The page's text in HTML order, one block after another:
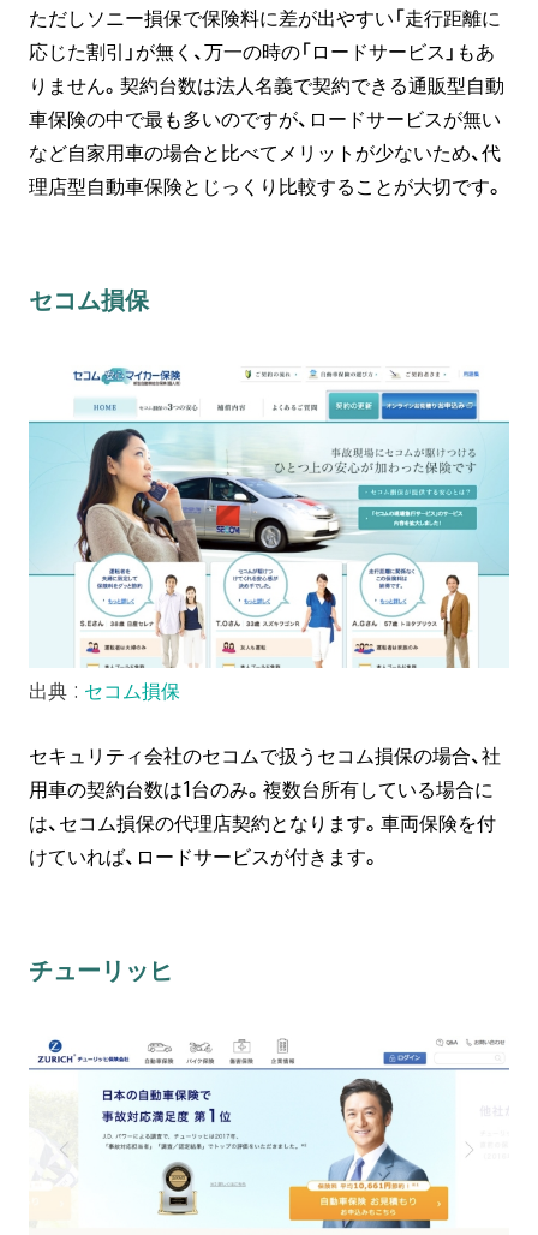
ただしソニー損保で保険料に差が出やすい「走行距離に
応じた割引」が無く、万一の時の「ロードサービス」もあ
りません。契約台数は法人名義で契約できる通販型自動
車保険の中で最も多いのですが、ロードサービスが無い
など自家用車の場合と比べてメリットが少ないため、代
理店型自動車保険とじっくり比較することが大切です。
セコム損保
出典 : セコム損保
セキュリティ会社のセコムで扱うセコム損保の場合、社
用車の契約台数は1台のみ。複数台所有している場合に
は、セコム損保の代理店契約となります。車両保険を付
けていれば、ロードサービスが付きます。
チューリッヒ